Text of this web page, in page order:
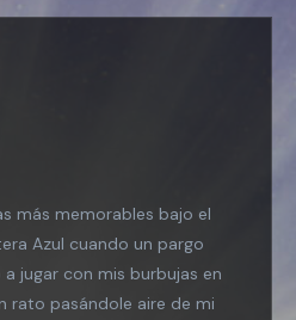
más memorables bajo el
Azul cuando un pargo
jugar con mis burbujas en
rato pasándole aire de mi